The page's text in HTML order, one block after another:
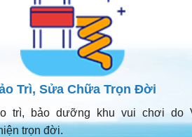
Trì, Sửa Chữa Trọn Đời
trì, bảo dưỡng khu vui chơi do
trọn đời.